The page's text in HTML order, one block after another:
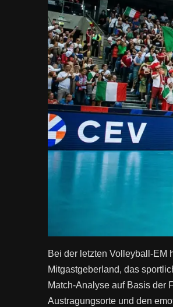
Bei der letzten Volleyball-EM
Mitgastgeberland, das
Match-Analyse auf Basis der
Austragungsorte und den